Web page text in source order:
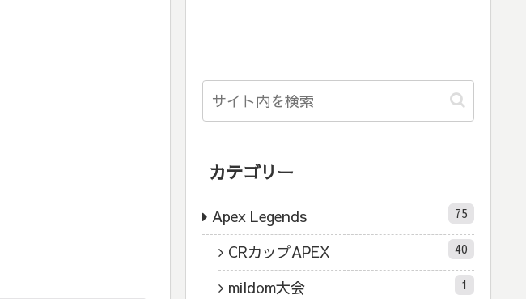
カテゴリー
Apex Legends 75
CRカップAPEX 40
mildom大会 1